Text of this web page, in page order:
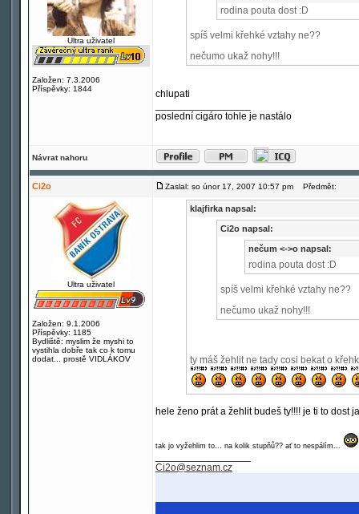
Ultra uživatel
Založen: 7.3.2006
Příspěvky: 1844
rodina pouta dost :D
spíš velmi křehké vztahy ne??
nečumo ukaž nohy!!!
chlupati
poslední cigáro tohle je nastálo
Návrat nahoru
Ci2o Zaslal: so únor 17, 2007 10:57 pm Předmět:
Ultra uživatel
Založen: 9.1.2006
Příspěvky: 1185
Bydliště: myslim že myshi to
vystihla dobře tak co k tomu
dodat... prostě VIDLÁKOV
klajfirka napsal:
Ci2o napsal:
nečum <->o napsal:
rodina pouta dost :D
spíš velmi křehké vztahy ne??
nečumo ukaž nohy!!!
ty máš žehlit ne tady cosi bekat o
hele ženo prát a žehlit budeš ty!!!! je ti to dost
tak jo vyžehlim to... na kolik stupňů?? ať to nespálím...
Ci2o@seznam.cz